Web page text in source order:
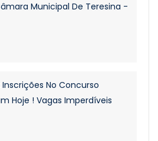
Municipal De Teresina -
No Concurso
Hoje ! Vagas Imperdíveis